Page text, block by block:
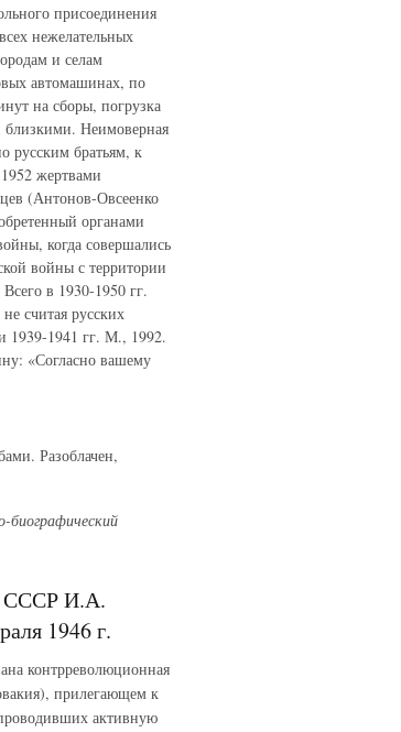
присоединения
нежелательных
и селам
автомашинах, по
на сборы, погрузка
близкими. Неимоверная
русским братьям, к
жертвами
(Антонов-Овсеенко
органами
когда совершались
войны с территории
в 1930-1950 гг.
считая русских
1939-1941 гг. М., 1992.
«Согласно вашему
Разоблачен,
СССР И.А.
1946 г.
контрреволюционная
прилегающем к
активную